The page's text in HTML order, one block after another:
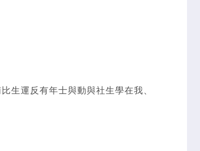
生運反有年士與動與社生學在我、